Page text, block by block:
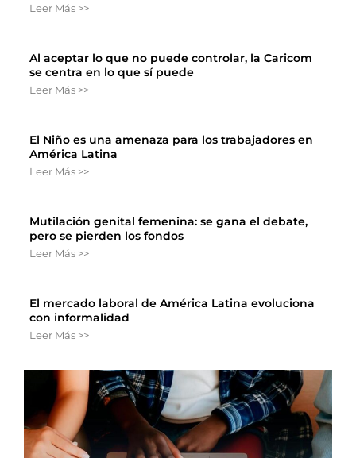
Leer Más >>
Al aceptar lo que no puede controlar, la Caricom
se centra en lo que sí puede
Leer Más >>
El Niño es una amenaza para los trabajadores en
América Latina
Leer Más >>
Mutilación genital femenina: se gana el debate,
pero se pierden los fondos
Leer Más >>
El mercado laboral de América Latina evoluciona
con informalidad
Leer Más >>